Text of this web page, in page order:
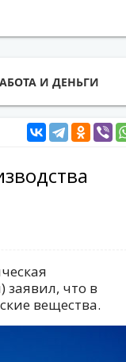
И ДЕНЬГИ
что в
вещества.